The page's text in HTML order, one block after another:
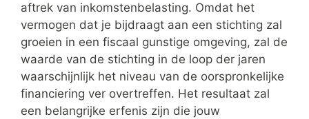
aftrek van inkomstenbelasting. Omdat het
vermogen dat je bijdraagt aan een stichting zal
groeien in een fiscaal gunstige omgeving, zal de
waarde van de stichting in de loop der jaren
waarschijnlijk het niveau van de oorspronkelijke
financiering ver overtreffen. Het resultaat zal
een belangrijke erfenis zijn die jouw